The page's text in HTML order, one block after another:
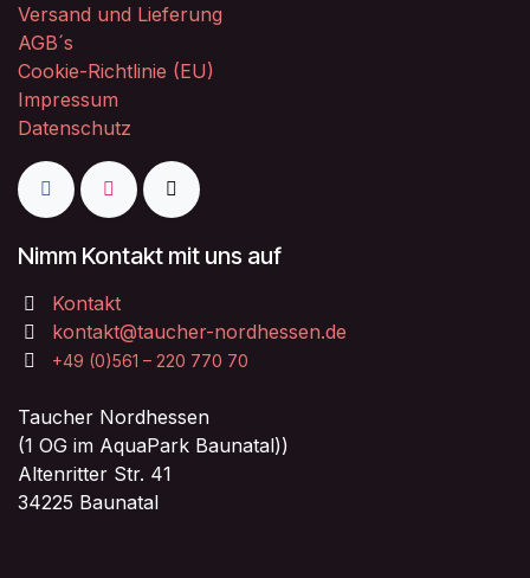
Versand und Lieferung
AGB´s
Cookie-Richtlinie (EU)
Impressum
Datenschutz
Nimm Kontakt mit uns auf
Kontakt
kontakt@taucher-nordhessen.de
+49 (0)561 – 220 770 70
Taucher Nordhessen
(1 OG im AquaPark Baunatal))
Altenritter Str. 41
34225 Baunatal